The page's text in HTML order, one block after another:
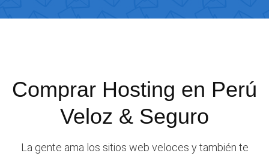
Comprar Hosting en Perú
Veloz & Seguro
La gente ama los sitios web veloces y también te